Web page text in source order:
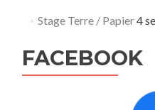
Stage Terre / Papier4
FACEBOOK